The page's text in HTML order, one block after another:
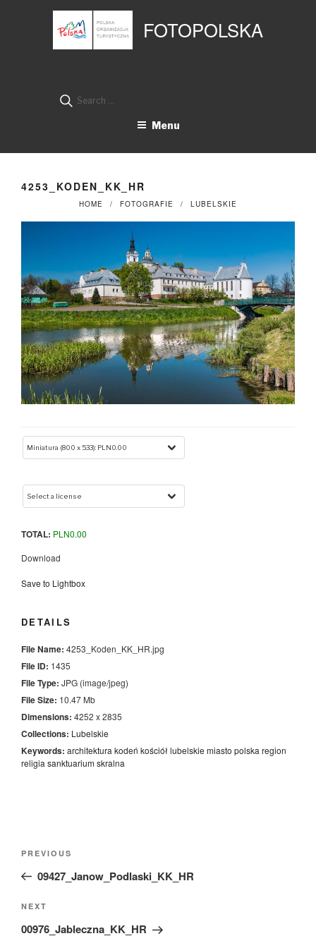
FOTOPOLSKA
Search
Menu
4253_KODEN_KK_HR
HOME FOTOGRAFIE LUBELSKIE
TOTAL: PLN0.00
Download
Save to Lightbox
DETAILS
File Name: 4253_Koden_KK_HR.jpg
File ID: 1435
File Type: JPG (image/jpeg)
File Size: 10.47 Mb
Dimensions: 4252 x 2835
Collections: Lubelskie
Keywords: architektura kodeń kościół lubelskie miasto polska region
religia sanktuariumskralna
Previous
Post
PREVIOUS
09427_Janow_Podlaski_KK_HR
Next
Post
NEXT
00976_Jableczna_KK_HR
Panel zarządzania plikami cookies